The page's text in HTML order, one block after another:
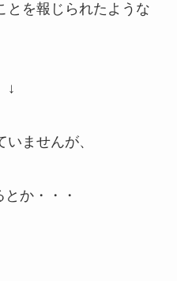
とを報じられたような
↓
ませんが、
か・・・